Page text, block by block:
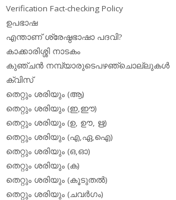
Verification Fact-checking Policy
ഉപഭാഷ
എന്താണ് ശ്രേഷ്ഠഭാഷാ പദവി?
കാക്കാരിശ്ശി നാടകം
കുഞ്ചന്‍ നമ്പ്യാരുടെപഴഞ്ചൊല്ലുകള്‍
ക്വിസ്
തെറ്റും ശരിയും (ആ)
തെറ്റും ശരിയും (ഇ,ഈ)
തെറ്റും ശരിയും (ഉ, ഊ, ഋ)
തെറ്റും ശരിയും (എ,ഏ,ഐ)
തെറ്റും ശരിയും (ഒ,ഓ)
തെറ്റും ശരിയും (ക)
തെറ്റും ശരിയും (കൂടുതല്‍)
തെറ്റും ശരിയും (ചവര്‍ഗം)